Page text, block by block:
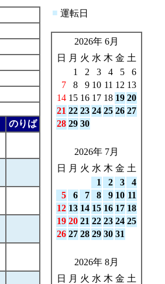
のりば
■ 運転日
2026年 6月
日
月 火 水 木 金 土
1
2 3 4 5
6
7
8 9 10 11 12 13
14 15 16 17 18 19 20
21 22 23 24 25 26 27
28 29 30
2026年 7月
日
月 火 水 木 金 土
1
2 3
4
5
6 7 8 9 10 11
12 13 14 15 16 17 18
19 20 21 22 23 24 25
26 27 28 29 30 31
2026年 8月
日
月 火 水 木 金 土